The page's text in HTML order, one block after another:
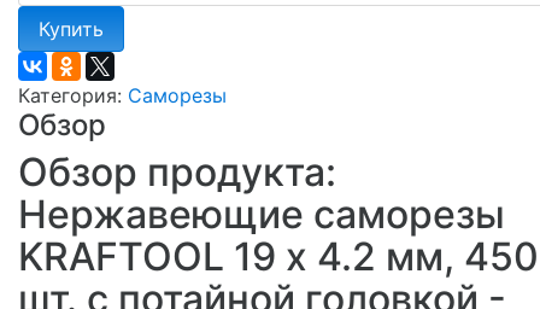
Купить
Категория: Саморезы
Обзор
Обзор продукта:
Нержавеющие саморезы
KRAFTOOL 19 х 4.2 мм, 450
шт. с потайной головкой -